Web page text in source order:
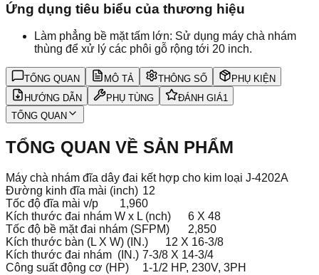
Ứng dụng tiêu biểu của thương hiệu
Làm phẳng bề mặt tấm lớn: Sử dụng máy chà nhám
thùng để xử lý các phôi gỗ rộng tới 20 inch.
TỔNG QUAN MÔ TẢ THÔNG SỐ
PHỤ KIỆN
HƯỚNG DẪN
PHỤ TÙNG ĐÁNH GIÁ1
TỔNG QUAN
TỔNG QUAN VỀ SẢN PHẨM
Máy chà nhám đĩa dây đai kết hợp cho kim loại J-4202A
Đường kinh đĩa mài (inch) 12
Tốc độ đĩa mài v/p
1,960
Kích thước đai nhám W x L (nch)
6 X 48
Tốc độ bề mặt đai nhám (SFPM)
2,850
Kích thước bàn (L X W) (IN.)
12 X 16-3/8
Kích thước đai nhám (IN.) 7-3/8 X 14-3/4
Công suất động cơ (HP)
1-1/2 HP, 230V, 3PH